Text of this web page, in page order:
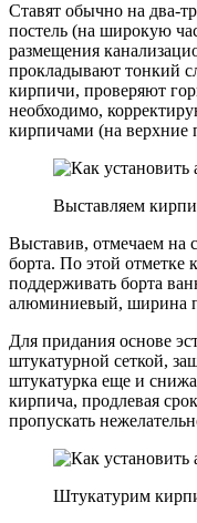
Ставят обычно на два-
постель (на широкую
размещения
прокладывают тонкий
кирпичи, проверяют
необходимо,
кирпичами (на верхние
Выставляем
Выставив, отмечаем на
борта. По этой отметке
поддерживать борта
алюминиевый, ширина
Для придания основе
штукатурной сеткой,
штукатурка еще и
кирпича, продлевая
пропускать
Штукатурим